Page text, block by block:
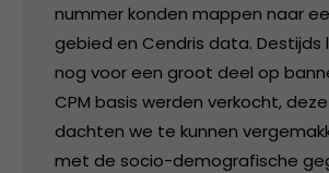
nummer konden mappen naar
gebied en Cendris data. Destijds
nog voor een groot deel op
CPM basis werden verkocht,
dachten we te kunnen
met de socio-demografische